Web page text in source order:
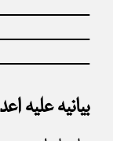
بیانیه علیه